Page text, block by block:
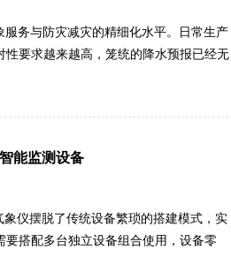
务与防灾减灾的精细化水平。日常生产
要求越来越高，笼统的降水预报已经无
势，科学部署防控工作。通过精准区分
能监测设备
仪摆脱了传统设备繁琐的搭建模式，实
搭配多台独立设备组合使用，设备零